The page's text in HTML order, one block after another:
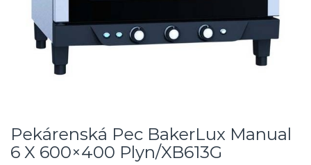
Pekárenská Pec BakerLux Manual
6 X 600×400 Plyn/XB613G